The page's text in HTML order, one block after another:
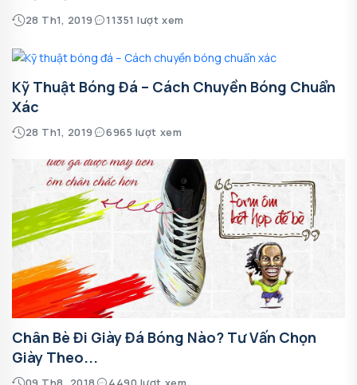
28 Th1, 2019 11351 lượt xem
Kỹ Thuật Bóng Đá – Cách Chuyền Bóng Chuẩn
Xác
28 Th1, 2019 6965 lượt xem
Chân Bè Đi Giày Đá Bóng Nào? Tư Vấn Chọn
Giày Theo...